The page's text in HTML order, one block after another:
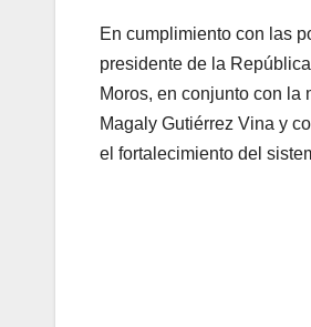
En cumplimiento con las
presidente de la
Moros, en conjunto con la
Magaly Gutiérrez Vina y
el fortalecimiento del